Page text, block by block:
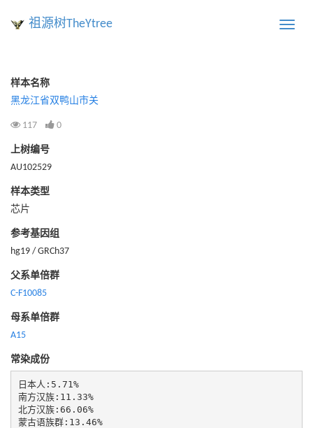
Toggle
祖源树TheYtree
样本名称
黑龙江省双鸭山市关
117 0
上树编号
AU102529
样本类型
芯片
参考基因组
hg19 / GRCh37
父系单倍群
C-F10085
母系单倍群
A15
常染成份
日本人:5.71%
南方汉族:11.33%
北方汉族:66.06%
蒙古语族群:13.46%